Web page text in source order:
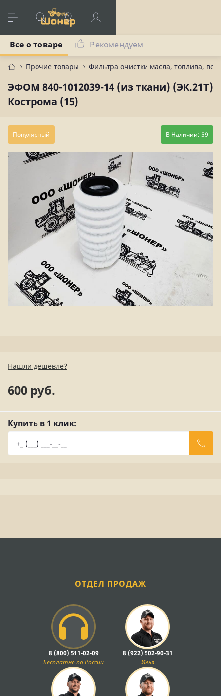
Прочие товары Фильтра очистки масла, топлива,
ЭФОМ 840-1012039-14 (из ткани) (ЭК.21Т)
Кострома (15)
Все о товаре Рекомендуем
Популярный В Наличии: 59
Нашли дешевле?
600 руб.
Купить в 1 клик:
ОТДЕЛ ПРОДАЖ
8 (800) 511-02-09
Бесплатно по России
8 (922) 502-90-31
Илья